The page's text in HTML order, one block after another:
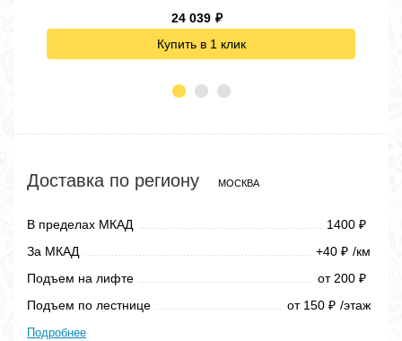
24 039 ₽
Купить в 1 клик
Доставка по региону МОСКВА
В пределах МКАД 1400 ₽
За МКАД +40 ₽ /км
Подъем на лифте
от 200 ₽
Подъем по лестнице от 150 ₽ /этаж
Подробнее